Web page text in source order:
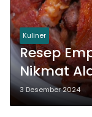
Kuliner
Resep
Nikmat
Gurih,
3 Desember 2024